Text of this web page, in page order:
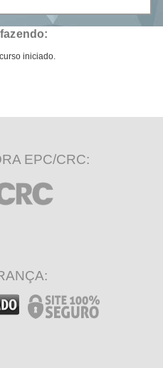
iniciado.
EPC/CRC: